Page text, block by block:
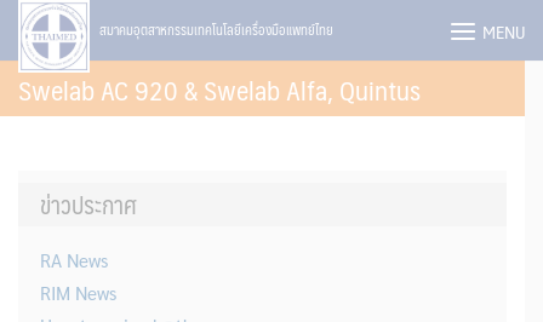
Skip
content
สมาคมอุตสาหกรรมเทคโนโลยีเครื่องมือแพทย์ไทย MENU
Swelab AC 920 & Swelab Alfa, Quintus
ข่าวประกาศ
RA News
RIM News